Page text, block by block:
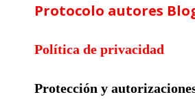
Protocolo autores
Política de privacidad
Protección y